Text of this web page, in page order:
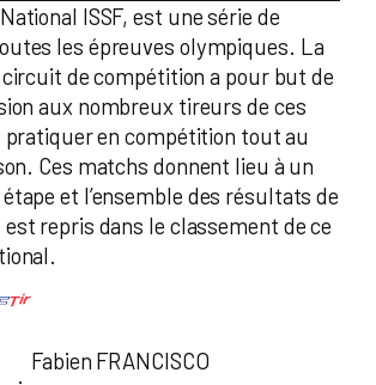
ISSF, est une série de
les épreuves olympiques. La
circuit de compétition a pour but de
aux nombreux tireurs de ces
pratiquer en compétition tout au
Ces matchs donnent lieu à un
et l’ensemble des résultats de
repris dans le classement de ce
Fabien FRANCISCO